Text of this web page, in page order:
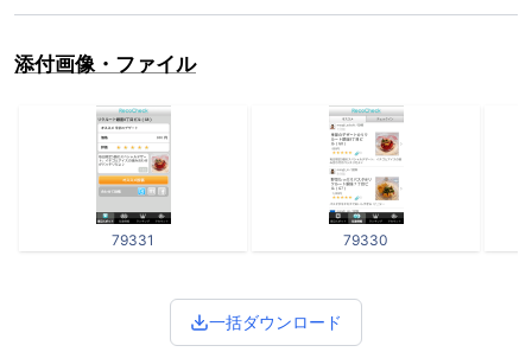
添付画像・ファイル
79331 79330
一括ダウンロード